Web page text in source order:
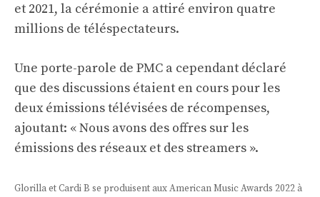
et 2021, la cérémonie a attiré environ quatre
millions de téléspectateurs.
Une porte-parole de PMC a cependant déclaré
que des discussions étaient en cours pour les
deux émissions télévisées de récompenses,
ajoutant: « Nous avons des offres sur les
émissions des réseaux et des streamers ».
Glorilla et Cardi B se produisent aux American Music Awards 2022 à